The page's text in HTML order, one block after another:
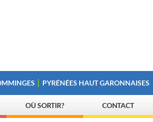
PYRÉNÉES HAUT GARONNAISES
OÙ SORTIR? CONTACT